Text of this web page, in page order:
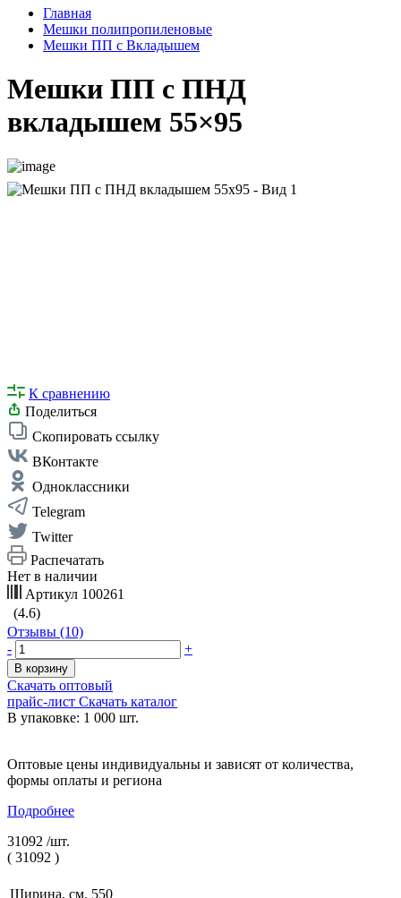
Главная
Мешки полипропиленовые
Мешки ПП с Вкладышем
Мешки ПП с ПНД
вкладышем 55×95
К сравнению
Поделиться
Скопировать ссылку
ВКонтакте
Одноклассники
Telegram
Twitter
Распечатать
Нет в наличии
Артикул 100261
(4.6)
Отзывы (10)
-
+
В корзину
Скачать оптовый
прайс-лист Скачать каталог
В упаковке: 1 000 шт.
Оптовые цены индивидуальны и зависят от количества,
формы оплаты и региона
Подробнее
31092 /шт.
( 31092 )
Ширина, см. 550